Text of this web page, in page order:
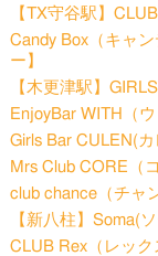
【TX守谷駅】
Candy Box（キャ
ー】
【木更津駅】
EnjoyBar WITH（
Girls Bar CULEN(
Mrs Club CORE（
club chance（チャ
【新八柱】Soma(
CLUB Rex（レック